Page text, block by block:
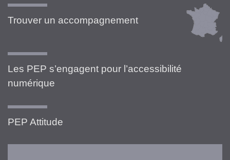
Trouver un accompagnement
Les PEP s’engagent pour l’accessibilité
numérique
PEP Attitude